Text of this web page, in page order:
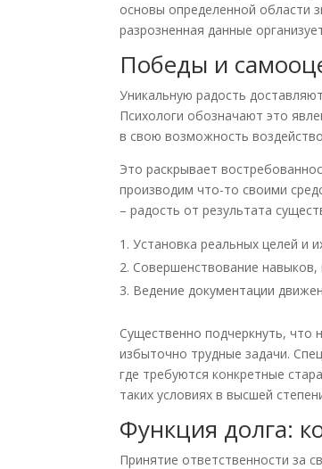
основы определенной области
разрозненная данные
Победы и
Уникальную радость
Психологи обозначают это
в свою возможность
Это раскрывает
производим что-то своими
– радость от результата
Установка реальных целей и
Совершенствование
Ведение документации
Существенно подчеркнуть, что
избыточно трудные задачи.
где требуются конкретные
таких условиях в высшей
Функция долга:
Принятие ответственности за